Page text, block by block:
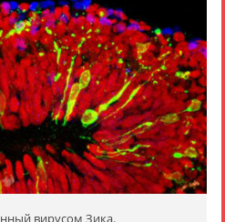
вирусом Зика.